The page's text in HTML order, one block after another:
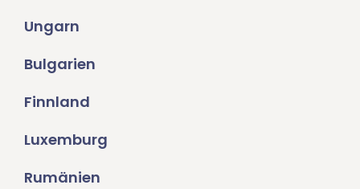
Ungarn
Bulgarien
Finnland
Luxemburg
Rumänien